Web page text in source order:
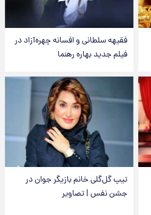
فقیهه سلطانی و افسانه چهره‌آزاد در
فیلم جدید بهاره رهنما
تیپ گل‌گلی خانم بازیگر جوان در
جشن نفس | تصاویر